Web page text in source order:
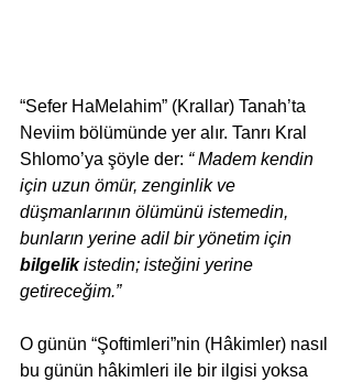
“Sefer HaMelahim” (Krallar) Tanah’ta
Neviim bölümünde yer alır. Tanrı Kral
Shlomo’ya şöyle der: “ Madem kendin
için uzun ömür, zenginlik ve
düşmanlarının ölümünü istemedin,
bunların yerine adil bir yönetim için
bilgelik istedin; isteğini yerine
getireceğim.”
O günün “Şoftimleri”nin (Hâkimler) nasıl
bu günün hâkimleri ile bir ilgisi yoksa